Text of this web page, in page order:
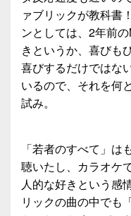
ァブリックが教科
ンとしては、2年前
きというか、喜びも
喜びするだけではな
いるので、それを何
試み。
「若者のすべて」
聴いたし、カラオケ
人的な好きという感
リックの曲の中でも